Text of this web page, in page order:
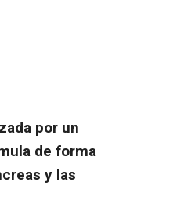
por un
de forma
y las